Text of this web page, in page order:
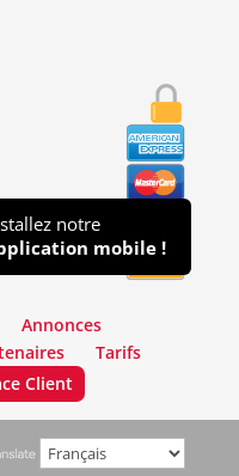
notre
mobile !
Annonces
Tarifs
Client